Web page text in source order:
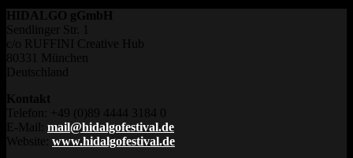
HIDALGO gGmbH
Sendlinger Str. 1
c/o RUFFINI Creative Hub
80331 München
Deutschland
Kontakt
Telefon: +49 (0)89 4444 3184 0
E-Mail: mail@hidalgofestival.de
Website: www.hidalgofestival.de